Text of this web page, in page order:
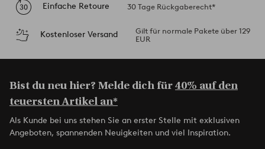
Einfache Retoure 30 Tage Rückgaberecht*
Kostenloser Versand
Gilt für normale Pakete über 129
EUR
Bist du neu hier? Melde dich für40% auf den
teuersten Artikel an*
Als Kunde bei uns stehen Sie an erster Stelle mit exklusiven
Angeboten, spannenden Neuigkeiten und viel Inspiration.